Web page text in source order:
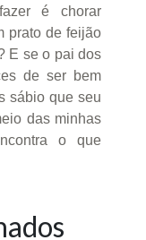
é chorar
prato de feijão
E se o pai dos
de ser bem
sábio que seu
das minhas
o que